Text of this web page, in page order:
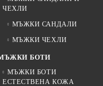
ЧЕХЛИ
МЪЖКИ САНДАЛИ
МЪЖКИ ЧЕХЛИ
БОТИ
МЪЖКИ БОТИ
ЕСТЕСТВЕНА КОЖА